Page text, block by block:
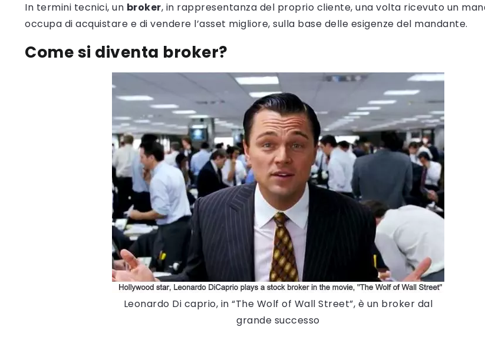
In termini tecnici, un broker, in rappresentanza del proprio cliente, una volta ricevuto un
occupa di acquistare e di vendere l’asset migliore, sulla base delle esigenze del mandante.
Come si diventa broker?
Leonardo Di caprio, in “The Wolf of Wall Street”, è un broker dal
grande successo